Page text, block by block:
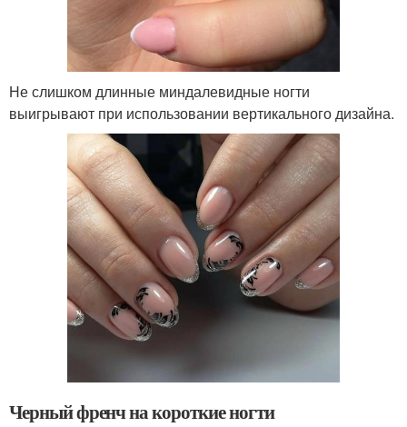
Не слишком длинные миндалевидные ногти
выигрывают при использовании вертикального дизайна.
Черный френч на короткие ногти